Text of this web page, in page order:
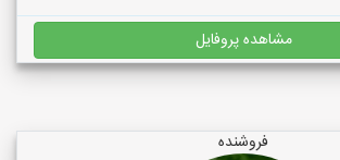
مشاهده پروفایل
فروشنده